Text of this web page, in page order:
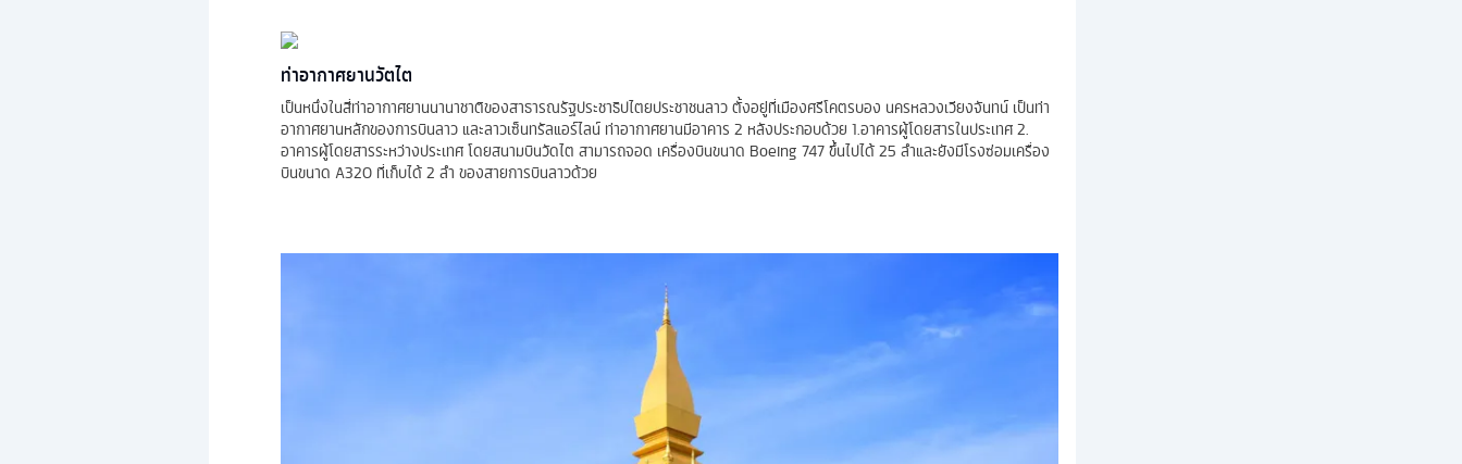
ท่าอากาศยานวัตไต
เป็นหนึ่งในสี่ท่าอากาศยานนานาชาติของสาธารณรัฐประชาธิปไตยประชาชนลาว ตั้งอยู่ที่เมืองศรีโคตรบอง นครหลวงเวียงจันทน์ เป็นท่า
อากาศยานหลักของการบินลาว และลาวเซ็นทรัลแอร์ไลน์ ท่าอากาศยานมีอาคาร 2 หลังประกอบด้วย 1.อาคารผู้โดยสารในประเทศ 2.
อาคารผู้โดยสารระหว่างประเทศ โดยสนามบินวัดไต สามารถจอด เครื่องบินขนาด Boeing 747 ขึ้นไปได้ 25 ลำและยังมีโรงซ่อมเครื่อง
บินขนาด A320 ที่เก็บได้ 2 ลำ ของสายการบินลาวด้วย